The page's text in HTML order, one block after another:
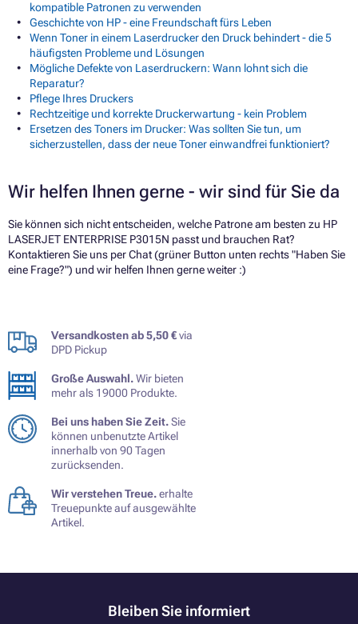
kompatible Patronen zu verwenden
Geschichte von HP - eine Freundschaft fürs Leben
Wenn Toner in einem Laserdrucker den Druck behindert - die 5
häufigsten Probleme und Lösungen
Mögliche Defekte von Laserdruckern: Wann lohnt sich die
Reparatur?
Pflege Ihres Druckers
Rechtzeitige und korrekte Druckerwartung - kein Problem
Ersetzen des Toners im Drucker: Was sollten Sie tun, um
sicherzustellen, dass der neue Toner einwandfrei funktioniert?
Wir helfen Ihnen gerne - wir sind für Sie da
Sie können sich nicht entscheiden, welche Patrone am besten zu HP
LASERJET ENTERPRISE P3015N passt und brauchen Rat?
Kontaktieren Sie uns per Chat (grüner Button unten rechts "Haben Sie
eine Frage?") und wir helfen Ihnen gerne weiter :)
Versandkosten ab 5,50 €via
DPD Pickup
Große Auswahl.Wir bieten
mehr als 19000 Produkte.
Bei uns haben Sie Zeit.Sie
können unbenutzte Artikel
innerhalb von 90 Tagen
zurücksenden.
Wir verstehen Treue.erhalte
Treuepunkte auf ausgewählte
Artikel.
Bleiben Sie informiert